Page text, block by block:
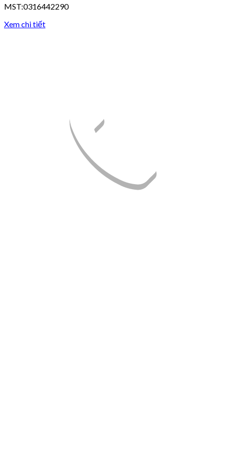
MST:0316442290
Xem chi tiết